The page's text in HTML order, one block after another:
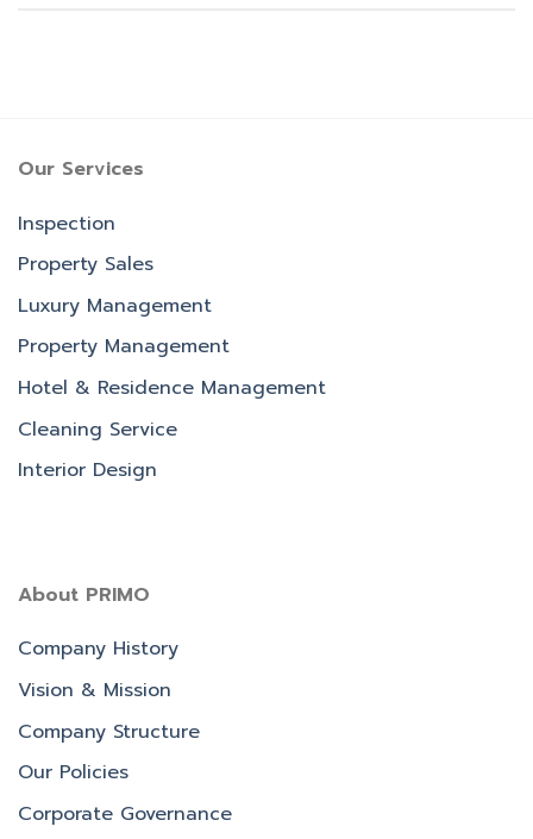
Our Services
Inspection
Property Sales
Luxury Management
Property Management
Hotel & Residence Management
Cleaning Service
Interior Design
About PRIMO
Company History
Vision & Mission
Company Structure
Our Policies
Corporate Governance